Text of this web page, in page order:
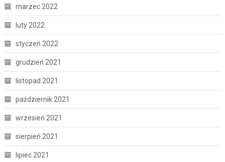
marzec 2022
luty 2022
styczeń 2022
grudzień 2021
listopad 2021
październik 2021
wrzesień 2021
sierpień 2021
lipiec 2021